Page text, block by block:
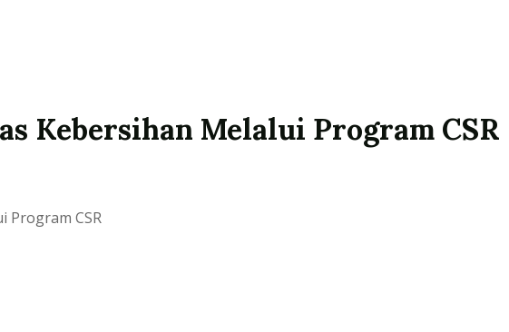
Kebersihan Melalui Program CSR